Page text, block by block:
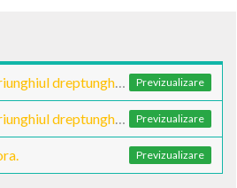
Relații metrice în triunghiul dreptunghic. Teorema lui Pitagora. - prezentare gif Previzualizare
Relații metrice în triunghiul dreptunghic. Previzualizare
Previzualizare